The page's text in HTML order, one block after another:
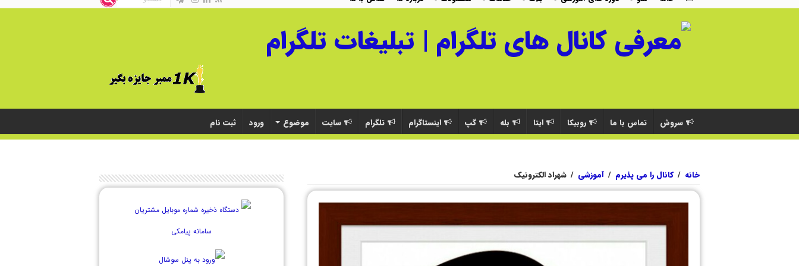
سروش تماس با ما روبیکا ایتا بله گپ اینستاگرام تلگرام سایت موضوع ورود ثبت نام
خانه / کانال را می پذیرم / آموزشی / شهراد الکترونیک